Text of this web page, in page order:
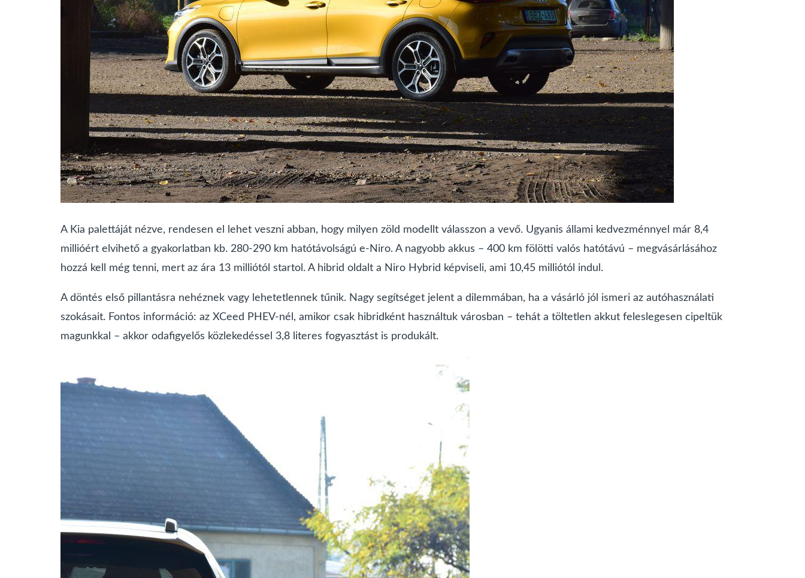
A Kia palettáját nézve, rendesen el lehet veszni abban, hogy milyen zöld modellt válasszon a vevő. Ugyanis állami kedvezménnyel már 8,4
millióért elvihető a gyakorlatban kb. 280-290 km hatótávolságú e-Niro. A nagyobb akkus – 400 km fölötti valós hatótávú – megvásárlásához
hozzá kell még tenni, mert az ára 13 milliótól startol. A hibrid oldalt a Niro Hybrid képviseli, ami 10,45 milliótól indul.
A döntés első pillantásra nehéznek vagy lehetetlennek tűnik. Nagy segítséget jelent a dilemmában, ha a vásárló jól ismeri az autóhasználati
szokásait. Fontos információ: az XCeed PHEV-nél, amikor csak hibridként használtuk városban – tehát a töltetlen akkut feleslegesen cipeltük
magunkkal – akkor odafigyelős közlekedéssel 3,8 literes fogyasztást is produkált.